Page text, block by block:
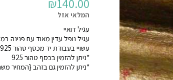
₪140.00
המלאי אזל
עגיל דואיי
עגיל נופל עדין מאוד עם פנינה
עשויי בעבודת יד מכסף טהור 925 מצופה זהב ללא ניקל
*ניתן להזמין בכסף טהור 925
*ניתן להזמין גם בזהב {המחיר